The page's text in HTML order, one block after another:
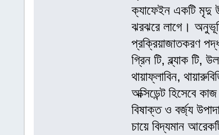
ক্যাফেইন একটি মৃদু
ঝরঝরে লাগে।
প্রক্রিয়াজাতকরণ
গ্রিন টি, ব্ল্যাক টি,
থায়াফ্লাবিন,
অক্সিডেন্ট হিসেবে
বিষাক্ত ও বর্জ্য
চায়ে বিদ্যমান